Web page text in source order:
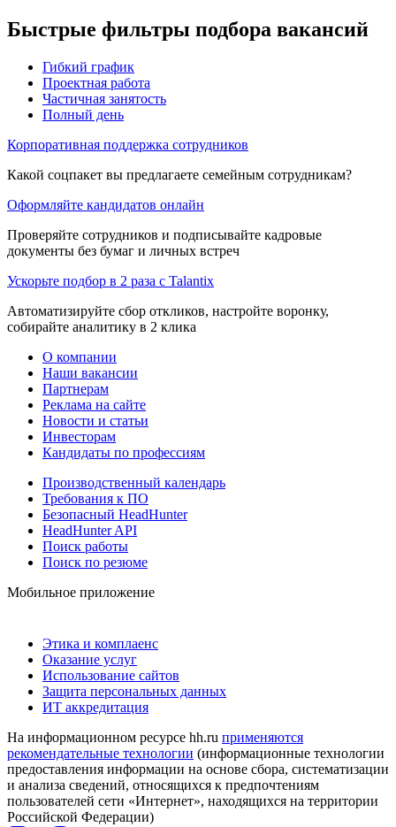
Быстрые фильтры подбора вакансий
Гибкий график
Проектная работа
Частичная занятость
Полный день
Корпоративная поддержка сотрудников
Какой соцпакет вы предлагаете семейным сотрудникам?
Оформляйте кандидатов онлайн
Проверяйте сотрудников и подписывайте кадровые
документы без бумаг и личных встреч
Ускорьте подбор в 2 раза с Talantix
Автоматизируйте сбор откликов, настройте воронку,
собирайте аналитику в 2 клика
О компании
Наши вакансии
Партнерам
Реклама на сайте
Новости и статьи
Инвесторам
Кандидаты по профессиям
Производственный календарь
Требования к ПО
Безопасный HeadHunter
HeadHunter API
Поиск работы
Поиск по резюме
Мобильное приложение
Этика и комплаенс
Оказание услуг
Использование сайтов
Защита персональных данных
ИТ аккредитация
На информационном ресурсе hh.ru применяются
рекомендательные технологии (информационные технологии
предоставления информации на основе сбора, систематизации
и анализа сведений, относящихся к предпочтениям
пользователей сети «Интернет», находящихся на территории
Российской Федерации)